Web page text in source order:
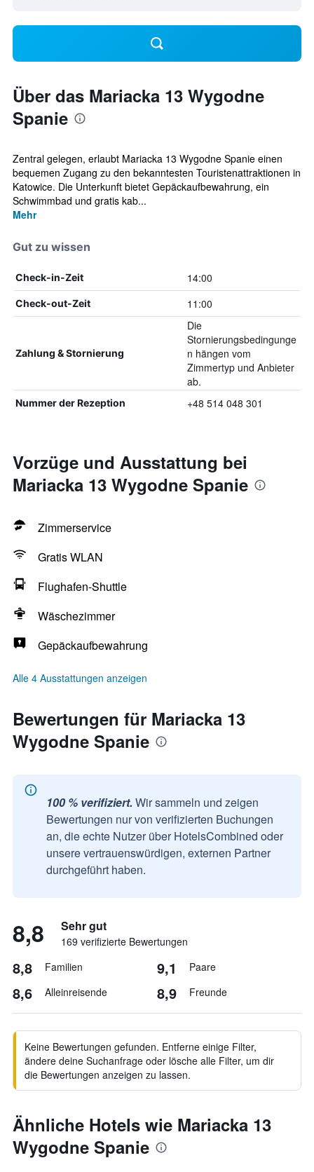
Über das Mariacka 13 Wygodne
Spanie
Zentral gelegen, erlaubt Mariacka 13 Wygodne Spanie einen
bequemen Zugang zu den bekanntesten Touristenattraktionen in
Katowice. Die Unterkunft bietet Gepäckaufbewahrung, ein
Schwimmbad und gratis kab...
Mehr
Gut zu wissen
Check-in-Zeit 14:00
Check-out-Zeit 11:00
Zahlung & Stornierung
Die
Stornierungsbedingunge
n hängen vom
Zimmertyp und Anbieter
ab.
Nummer der Rezeption +48 514 048 301
Vorzüge und Ausstattung bei
Mariacka 13 Wygodne Spanie
Zimmerservice
Gratis WLAN
Flughafen-Shuttle
Wäschezimmer
Gepäckaufbewahrung
Alle 4 Ausstattungen anzeigen
Bewertungen für Mariacka 13
Wygodne Spanie
100 % verifiziert. Wir sammeln und zeigen
Bewertungen nur von verifizierten Buchungen
an, die echte Nutzer über HotelsCombined oder
unsere vertrauenswürdigen, externen Partner
durchgeführt haben.
8,8 Sehr gut
169 verifizierte Bewertungen
8,8 Familien 9,1 Paare
8,6 Alleinreisende 8,9 Freunde
Keine Bewertungen gefunden. Entferne einige Filter,
ändere deine Suchanfrage oder lösche alle Filter, um dir
die Bewertungen anzeigen zu lassen.
Ähnliche Hotels wie Mariacka 13
Wygodne Spanie